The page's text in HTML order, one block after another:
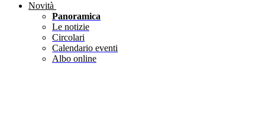
Novità
Panoramica
Le notizie
Circolari
Calendario eventi
Albo online